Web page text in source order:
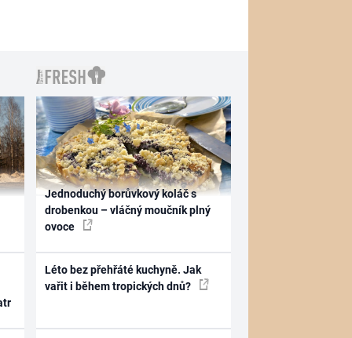
Jednoduchý borůvkový koláč s
drobenkou – vláčný moučník plný
ovoce
Léto bez přehřáté kuchyně. Jak
vařit i během tropických dnů?